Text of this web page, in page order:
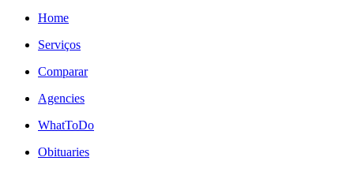
Home
Serviços
Comparar
Agencies
WhatToDo
Obituaries